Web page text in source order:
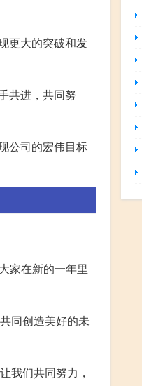
更大的突破和发
共进，共同努
公司的宏伟目标
家在新的一年里
同创造美好的未
我们共同努力，